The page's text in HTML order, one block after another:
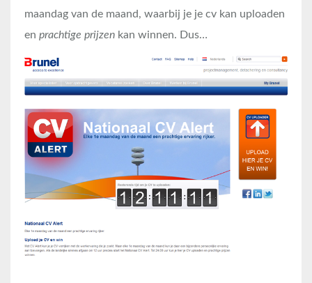
maandag van de maand, waarbij je je cv kan uploaden
en prachtige prijzen kan winnen. Dus…